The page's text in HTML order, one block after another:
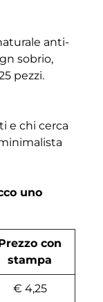
anti-
sobrio,
pezzi.
e chi cerca
uno
con
stampa
€ 4,25